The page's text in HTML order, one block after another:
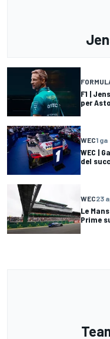
F1 |
per
WEC1 ga
WEC |
del
WEC23
Le
Prime